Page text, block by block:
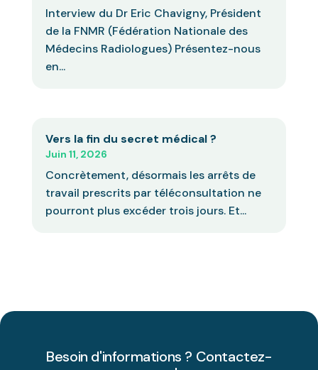
Interview du Dr Eric Chavigny, Président
de la FNMR (Fédération Nationale des
Médecins Radiologues) Présentez-nous
en...
Vers la fin du secret médical ?
Juin 11, 2026
Concrètement, désormais les arrêts de
travail prescrits par téléconsultation ne
pourront plus excéder trois jours. Et...
Besoin d'informations ? Contactez-